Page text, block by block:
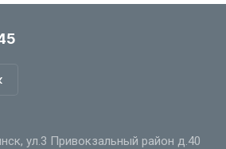
ул.3 Привокзальный район д.40